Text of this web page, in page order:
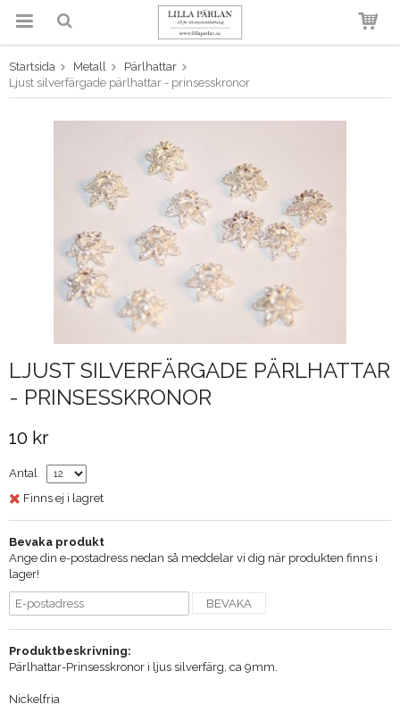
Produkten har blivit tillagd i
varukorgen
Startsida Metall
Pärlhattar
Ljust silverfärgade pärlhattar - prinsesskronor
LJUST SILVERFÄRGADE PÄRLHATTAR
- PRINSESSKRONOR
10 kr
Antal
Finns ej i lagret
Bevaka produkt
Ange din e-postadress nedan så meddelar vi dig när produkten finns i
lager!
BEVAKA
Produktbeskrivning:
Pärlhattar-Prinsesskronor i ljus silverfärg, ca 9mm.
Nickelfria